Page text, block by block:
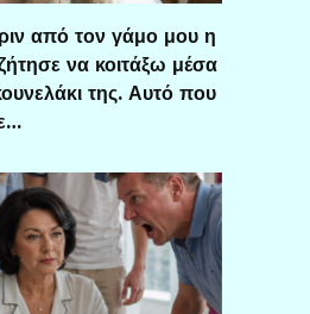
από τον γάμο μου η
να κοιτάξω μέσα
της. Αυτό που